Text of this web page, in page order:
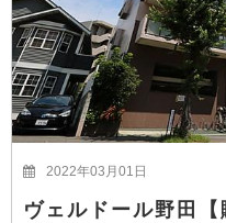
2022年03月01日
ヴェルドール野田